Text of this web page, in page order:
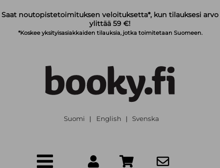
Saat noutopistetoimituksen veloituksetta*, kun tilauksesi arvo
ylittää 59 €!
*Koskee yksityisasiakkaiden tilauksia, jotka toimitetaan Suomeen.
Suomi | English | Svenska